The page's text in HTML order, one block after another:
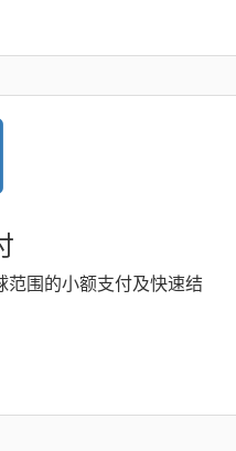
范围的小额支付及快速结